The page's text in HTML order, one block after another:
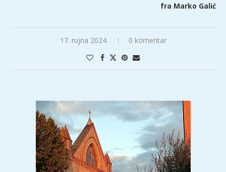
fra Marko Galić
17. rujna 2024. 0 komentar